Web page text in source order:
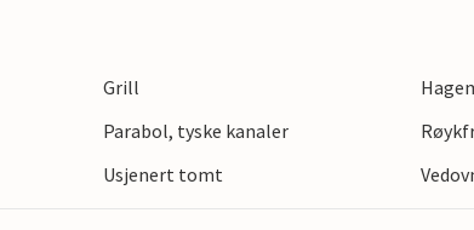
Grill
Parabol, tyske kanaler
Usjenert tomt